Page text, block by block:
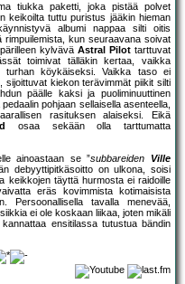
tiukka paketti, joka pistää polvet
keikoilta tuttu puristus jääkin hieman
albumi nappaa silti oitis
kun seuraavana soivat
kylvävä Astral Pilottarttuvat
toimivat tälläkin kertaa, vaikka
turhan köykäiseksi. Vaikka taso ei
sijoittuvat kiekon terävimmät piikit silti
päälle kaksi ja puoliminuuttinen
pohjaan sellaisella asenteella,
rasituksen alaiseksi. Eikä
osaa sekään olla tarttumatta
ainoastaan se ”subbareiden Ville
debyyttipitkäsoitto on ulkona, soisi
keikkojen täyttä hurmosta ei raidoille
eräs kovimmista kotimaisista
Persoonallisella tavalla menevää,
ei ole koskaan liikaa, joten mikäli
ensitilassa tutustua bändin